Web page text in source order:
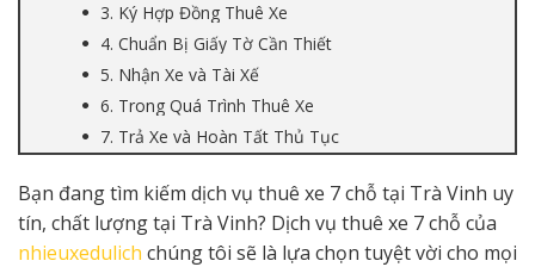
3. Ký Hợp Đồng Thuê Xe
4. Chuẩn Bị Giấy Tờ Cần Thiết
5. Nhận Xe và Tài Xế
6. Trong Quá Trình Thuê Xe
7. Trả Xe và Hoàn Tất Thủ Tục
Bạn đang tìm kiếm dịch vụ thuê xe 7 chỗ tại Trà Vinh uy
tín, chất lượng tại Trà Vinh? Dịch vụ thuê xe 7 chỗ của
nhieuxedulich chúng tôi sẽ là lựa chọn tuyệt vời cho mọi